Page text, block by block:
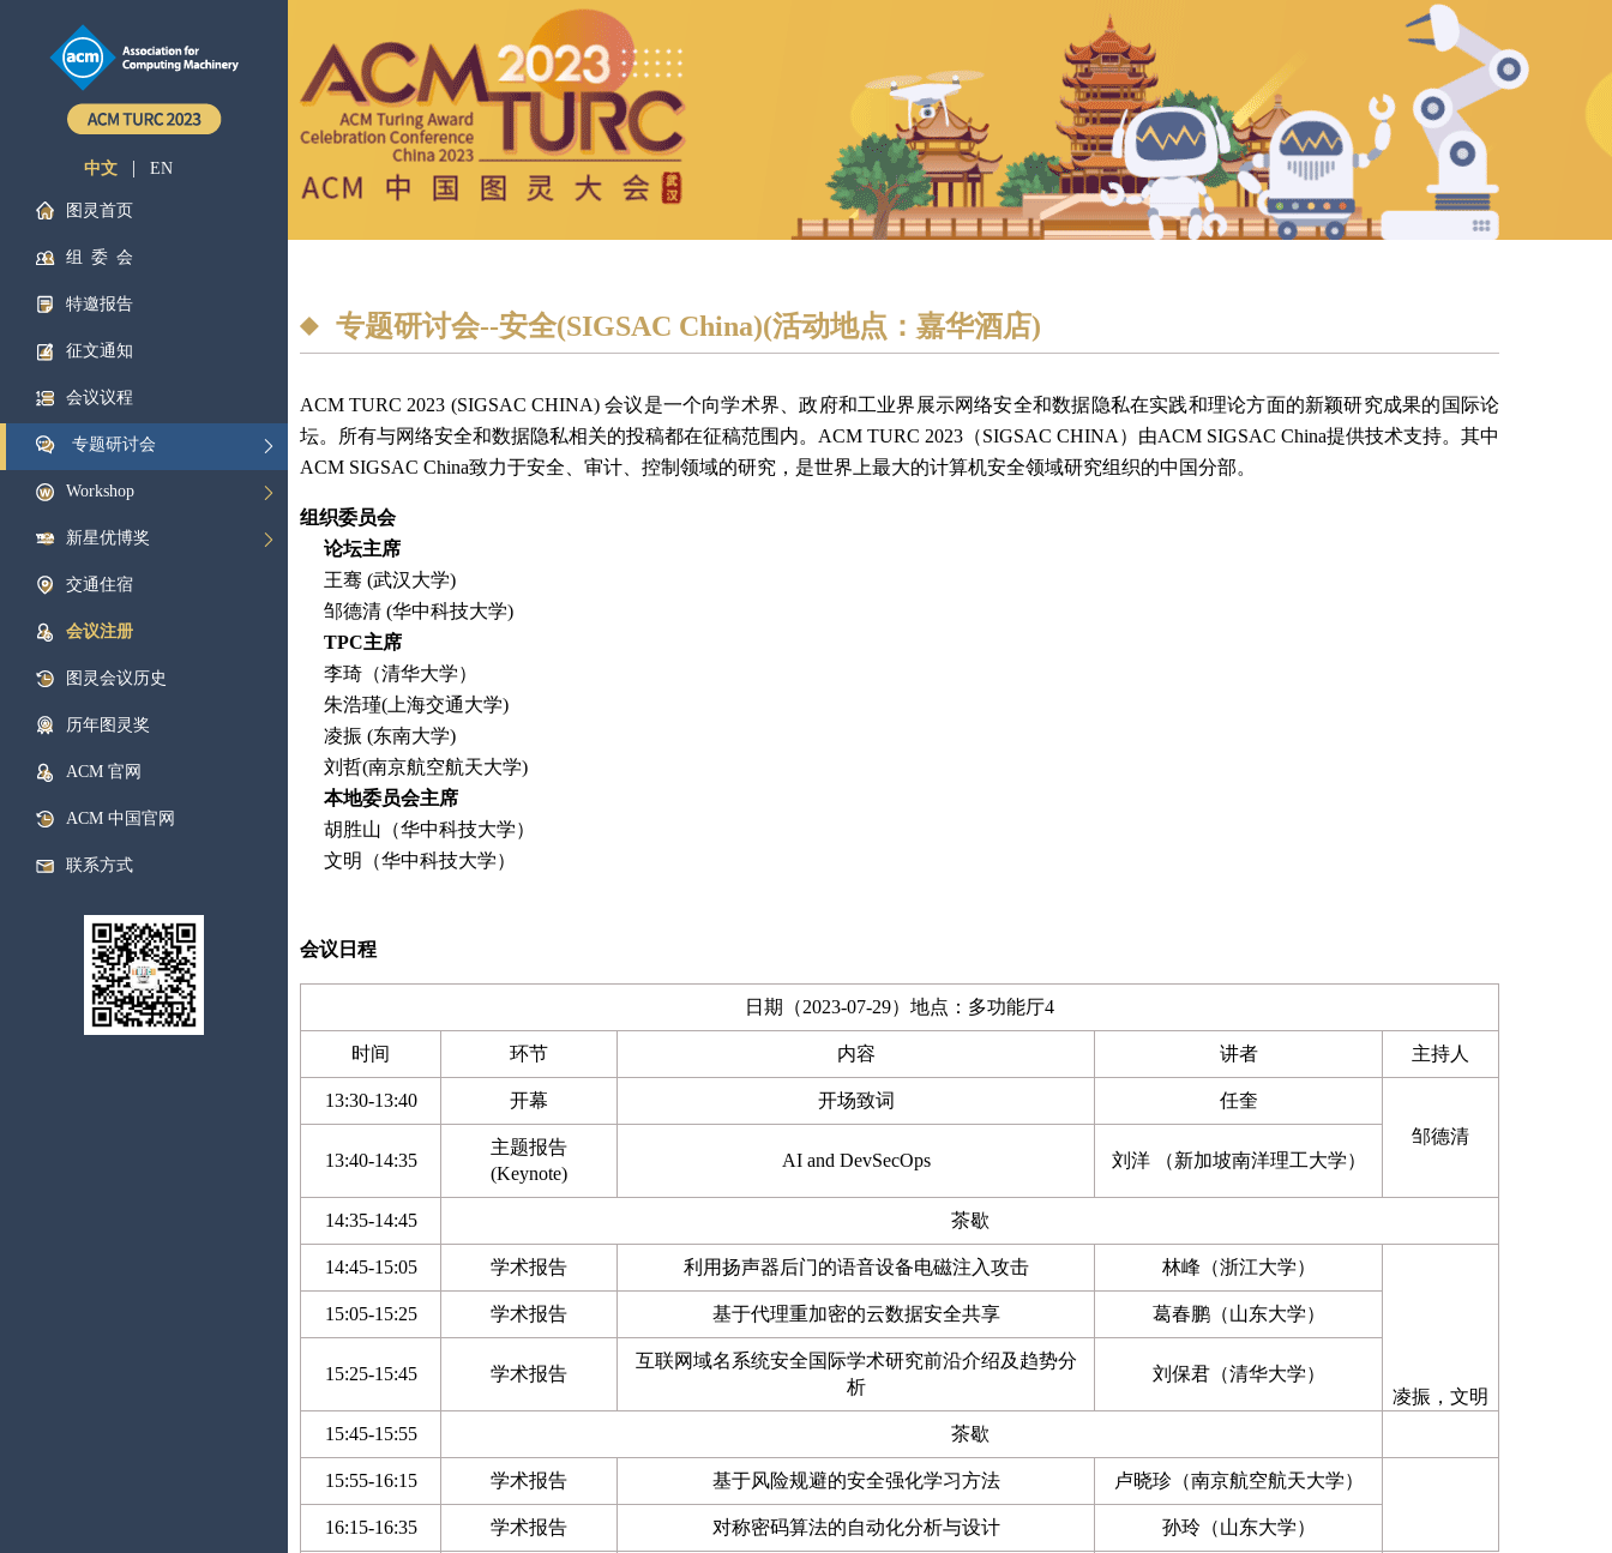
专题研讨会--安全(SIGSAC China)(活动地点：嘉华酒店)
ACM TURC 2023 (SIGSAC CHINA) 会议是一个向学术界、政府和工业界展示网络安全和数据隐私在实践和理论方面的新颖研究成果的国际论
坛。所有与网络安全和数据隐私相关的投稿都在征稿范围内。ACM TURC 2023（SIGSAC CHINA）由ACM SIGSAC China提供技术支持。其中
ACM SIGSAC China致力于安全、审计、控制领域的研究，是世界上最大的计算机安全领域研究组织的中国分部。
组织委员会
论坛主席
王骞 (武汉大学)
邹德清 (华中科技大学)
TPC主席
李琦（清华大学）
朱浩瑾(上海交通大学)
凌振 (东南大学)
刘哲(南京航空航天大学)
本地委员会主席
胡胜山（华中科技大学）
文明（华中科技大学）
会议日程
日期（2023-07-29）地点：多功能厅4
时间 环节 内容 讲者 主持人
13:30-13:40 开幕 开场致词
任奎
邹德清
13:40-14:35
主题报告
(Keynote)
AI and DevSecOps 刘洋 （新加坡南洋理工大学）
14:35-14:45 茶歇
14:45-15:05 学术报告 利用扬声器后门的语音设备电磁注入攻击 林峰（浙江大学）
凌振，文明
15:05-15:25 学术报告 基于代理重加密的云数据安全共享 葛春鹏（山东大学）
15:25-15:45 学术报告
互联网域名系统安全国际学术研究前沿介绍及趋势分
析
刘保君（清华大学）
15:45-15:55 茶歇
15:55-16:15 学术报告 基于风险规避的安全强化学习方法 卢晓珍（南京航空航天大学）
16:15-16:35 学术报告 对称密码算法的自动化分析与设计 孙玲（山东大学）
中文 | EN
图灵首页
组委会
特邀报告
征文通知
会议议程
专题研讨会
Workshop
新星优博奖
交通住宿
会议注册
图灵会议历史
历年图灵奖
ACM 官网
ACM 中国官网
联系方式